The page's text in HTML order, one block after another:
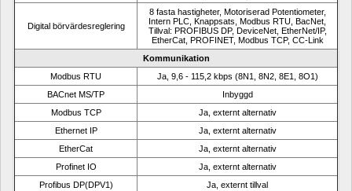
Digital börvärdesreglering
8 fasta hastigheter, Motoriserad Potentiometer,
Intern PLC, Knappsats, Modbus RTU, BacNet,
Tillval: PROFIBUS DP, DeviceNet, EtherNet/IP,
EtherCat, PROFINET, Modbus TCP, CC-Link
Kommunikation
Modbus RTU
Ja, 9,6 - 115,2 kbps (8N1, 8N2, 8E1, 8O1)
BACnet MS/TP
Inbyggd
Modbus TCP
Ja, externt alternativ
Ethernet IP
Ja, externt alternativ
EtherCat
Ja, externt alternativ
Profinet IO
Ja, externt alternativ
Profibus DP(DPV1)
Ja, externt tillval